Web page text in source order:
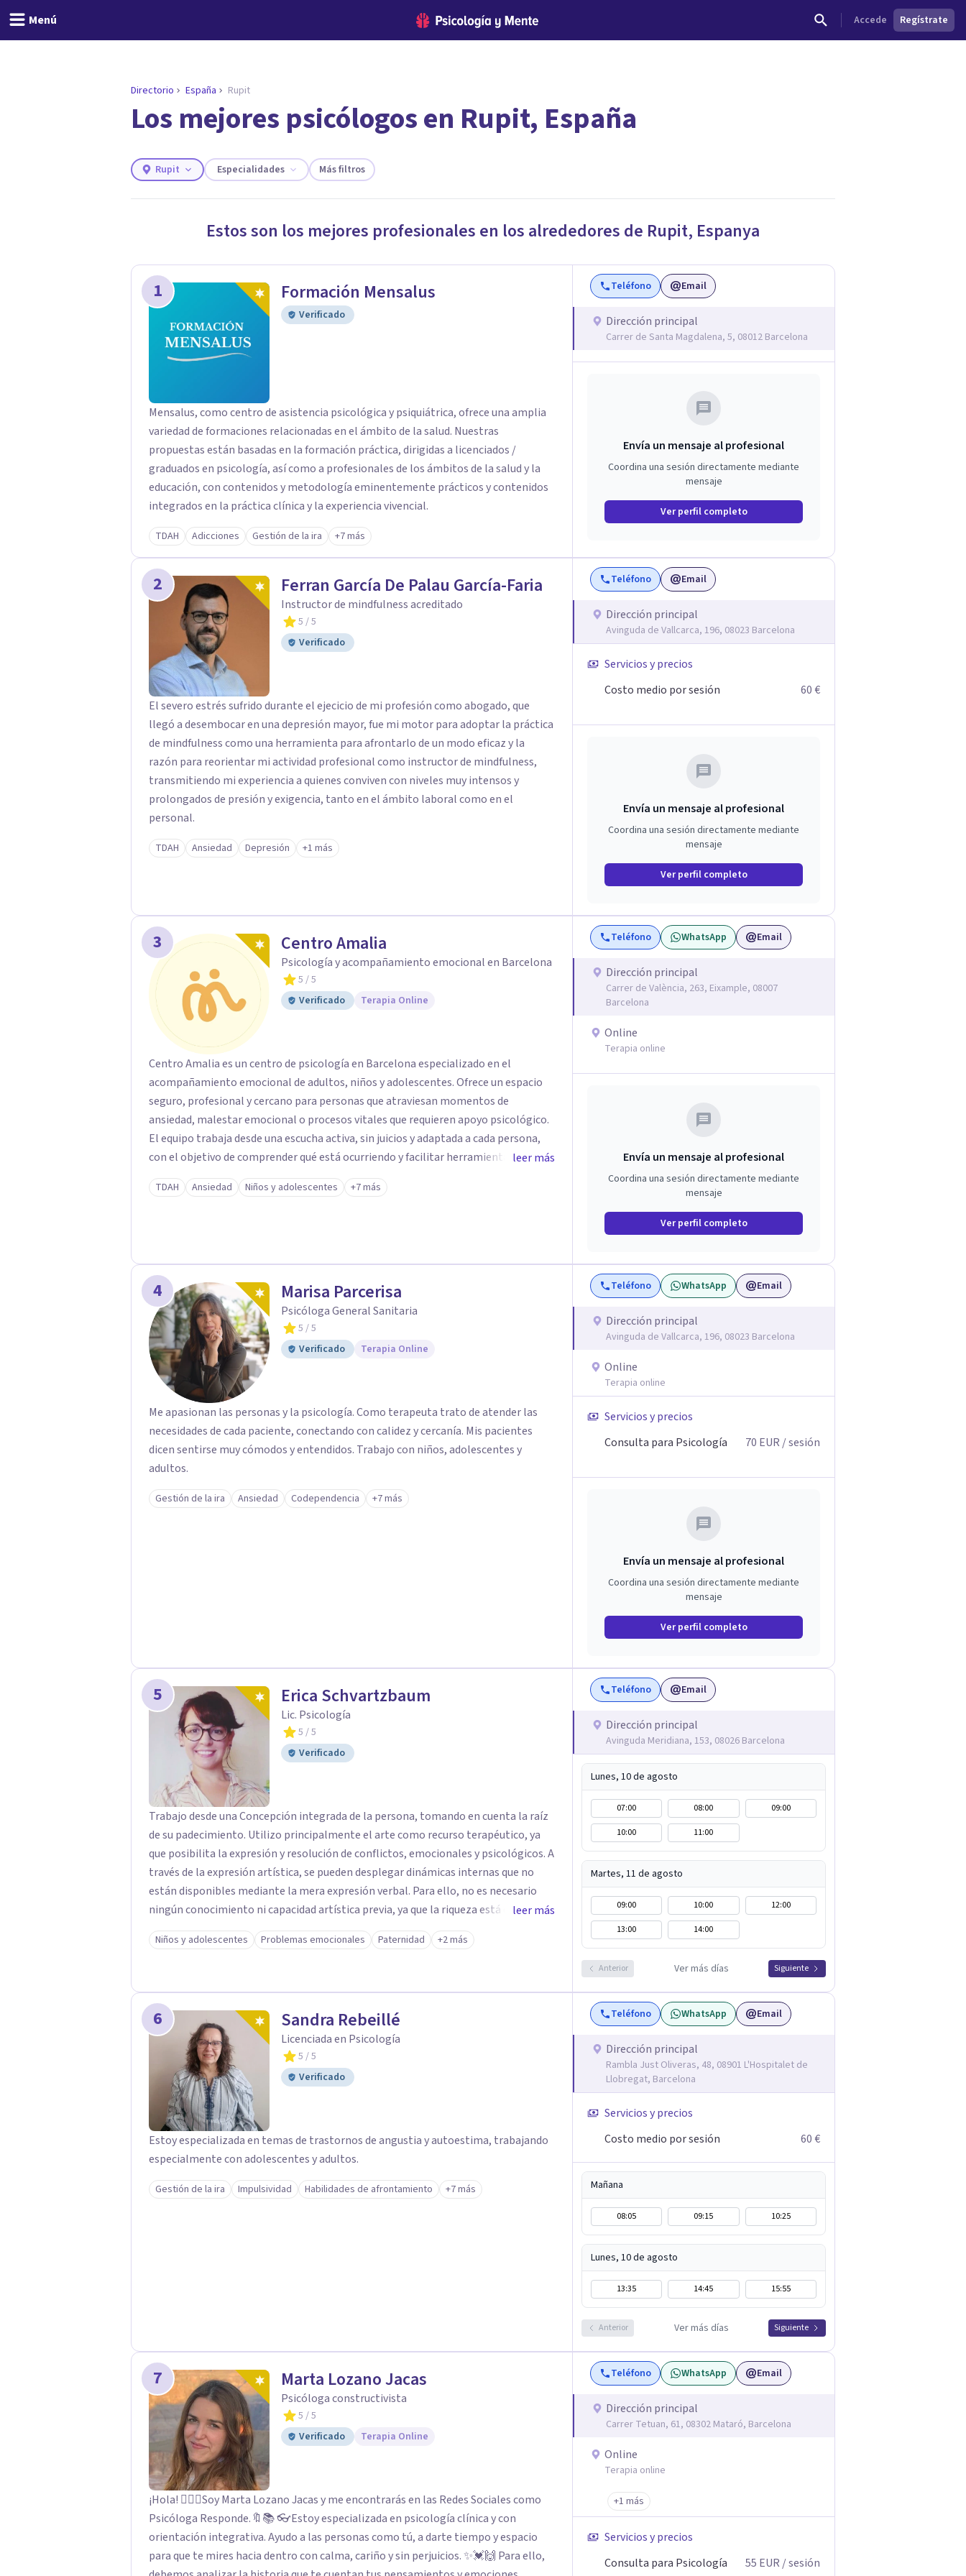
Menú Accede Regístrate
ENCONTRAR MI TERAPEUTA
¿Necesitas ayuda para encontrar el psicólogo adecuado?
Responder cuestionario
Directorio España Rupit
Los mejores psicólogos en Rupit, España
Rupit Especialidades Más filtros
Estos son los mejores profesionales en los alrededores de Rupit, Espanya
1 Formación Mensalus
Verificado
Mensalus, como centro de asistencia psicológica y psiquiátrica, ofrece una amplia
variedad de formaciones relacionadas en el ámbito de la salud. Nuestras
propuestas están basadas en la formación práctica, dirigidas a licenciados /
graduados en psicología, así como a profesionales de los ámbitos de la salud y la
educación, con contenidos y metodología eminentemente prácticos y contenidos
integrados en la práctica clínica y la experiencia vivencial.
TDAH Adicciones Gestión de la ira +7 más
Teléfono Email
Dirección principal
Carrer de Santa Magdalena, 5, 08012 Barcelona
Envía un mensaje al profesional
Coordina una sesión directamente mediante
mensaje
Ver perfil completo
2 Ferran García De Palau García-Faria
Instructor de mindfulness acreditado
5 / 5
Verificado
El severo estrés sufrido durante el ejecicio de mi profesión como abogado, que
llegó a desembocar en una depresión mayor, fue mi motor para adoptar la práctica
de mindfulness como una herramienta para afrontarlo de un modo eficaz y la
razón para reorientar mi actividad profesional como instructor de mindfulness,
transmitiendo mi experiencia a quienes conviven con niveles muy intensos y
prolongados de presión y exigencia, tanto en el ámbito laboral como en el
personal.
TDAH Ansiedad Depresión +1 más
Teléfono Email
Dirección principal
Avinguda de Vallcarca, 196, 08023 Barcelona
Servicios y precios
Costo medio por sesión
60 €
Envía un mensaje al profesional
Coordina una sesión directamente mediante
mensaje
Ver perfil completo
3 Centro Amalia
Psicología y acompañamiento emocional en Barcelona
5 / 5
Verificado
Terapia Online
Centro Amalia es un centro de psicología en Barcelona especializado en el
acompañamiento emocional de adultos, niños y adolescentes. Ofrece un espacio
seguro, profesional y cercano para personas que atraviesan momentos de
ansiedad, malestar emocional o procesos vitales que requieren apoyo psicológico.
El equipo trabaja desde una escucha activa, sin juicios y adaptada a cada persona,
con el objetivo de comprender qué está ocurriendo y facilitar herramientas para
avanzar con mayor equilibrio y bienestar. La intervención se realiza en un entorno
confidencial y tranquilo, cuidando el ritmo y las necesidades de cada proceso
humano y orientado a generar un espacio de confianza desde el primer contacto. El
centro ofrece una primera orientación gratuita para ayudar a dar el primer paso y
valorar el tipo de acompañamiento más adecuado en cada caso.
leer más
TDAH Ansiedad Niños y adolescentes +7 más
Teléfono WhatsApp Email
Dirección principal
Carrer de València, 263, Eixample, 08007
Barcelona
Online
Terapia online
Envía un mensaje al profesional
Coordina una sesión directamente mediante
mensaje
Ver perfil completo
4 Marisa Parcerisa
Psicóloga General Sanitaria
5 / 5
Verificado
Terapia Online
Me apasionan las personas y la psicología. Como terapeuta trato de atender las
necesidades de cada paciente, conectando con calidez y cercanía. Mis pacientes
dicen sentirse muy cómodos y entendidos. Trabajo con niños, adolescentes y
adultos.
Gestión de la ira Ansiedad Codependencia +7 más
Teléfono WhatsApp Email
Dirección principal
Avinguda de Vallcarca, 196, 08023 Barcelona
Online
Terapia online
Servicios y precios
Consulta para Psicología
70 EUR / sesión
Envía un mensaje al profesional
Coordina una sesión directamente mediante
mensaje
Ver perfil completo
5 Erica Schvartzbaum
Lic. Psicología
5 / 5
Verificado
Trabajo desde una Concepción integrada de la persona, tomando en cuenta la raíz
de su padecimiento. Utilizo principalmente el arte como recurso terapéutico, ya
que posibilita la expresión y resolución de conflictos, emocionales y psicológicos. A
través de la expresión artística, se pueden desplegar dinámicas internas que no
están disponibles mediante la mera expresión verbal. Para ello, no es necesario
ningún conocimiento ni capacidad artística previa, ya que la riqueza está en el
proceso creativo, y no en el resultado estético. A través del proceso creativo, y de la
posterior elaboración de lo que vaya surgiendo, acompaño al paciente a encontrar
experiencia con uno mismo/a y con el mundo externo, buscando un mayor
bienestar.
leer más
Niños y adolescentes Problemas emocionales Paternidad +2 más
Teléfono Email
Dirección principal
Avinguda Meridiana, 153, 08026 Barcelona
Lunes, 10 de agosto
07:00 08:00
09:00
10:00
11:00
Martes, 11 de agosto
09:00 10:00
12:00
13:00
14:00
Anterior Ver más días Siguiente
6 Sandra Rebeillé
Licenciada en Psicología
5 / 5
Verificado
Estoy especializada en temas de trastornos de angustia y autoestima, trabajando
especialmente con adolescentes y adultos.
Gestión de la ira Impulsividad Habilidades de afrontamiento +7 más
Teléfono WhatsApp Email
Dirección principal
Rambla Just Oliveras, 48, 08901 L'Hospitalet de
Llobregat, Barcelona
Servicios y precios
Costo medio por sesión
60 €
Mañana
08:05 09:15 10:25
Lunes, 10 de agosto
13:35 14:45 15:55
Anterior Ver más días Siguiente
7 Marta Lozano Jacas
Psicóloga constructivista
5 / 5
Verificado
Terapia Online
¡Hola! 🙋🏼‍♀️Soy Marta Lozano Jacas y me encontrarás en las Redes Sociales como
Psicóloga Responde.🔖📚 👓Estoy especializada en psicología clínica y con
orientación integrativa. Ayudo a las personas como tú, a darte tiempo y espacio
para que te mires hacia dentro con calma, cariño y sin perjuicios. ✨💓🙌 Para ello,
Teléfono WhatsApp Email
Dirección principal
Carrer Tetuan, 61, 08302 Mataró, Barcelona
Online
Terapia online
+1 más
Servicios y precios
Consulta para Psicología
55 EUR / sesión